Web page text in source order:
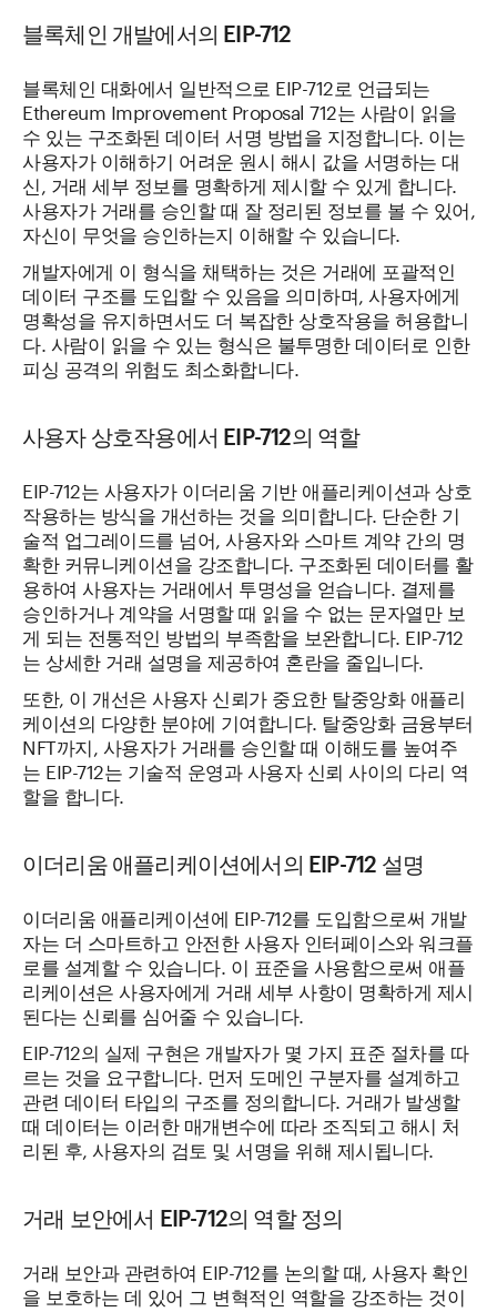
블록체인 개발에서의 EIP-712
블록체인 대화에서 일반적으로 EIP-712로 언급되는
Ethereum Improvement Proposal 712는 사람이 읽을
수 있는 구조화된 데이터 서명 방법을 지정합니다. 이는
사용자가 이해하기 어려운 원시 해시 값을 서명하는 대
신, 거래 세부 정보를 명확하게 제시할 수 있게 합니다.
사용자가 거래를 승인할 때 잘 정리된 정보를 볼 수 있어,
자신이 무엇을 승인하는지 이해할 수 있습니다.
개발자에게 이 형식을 채택하는 것은 거래에 포괄적인
데이터 구조를 도입할 수 있음을 의미하며, 사용자에게
명확성을 유지하면서도 더 복잡한 상호작용을 허용합니
다. 사람이 읽을 수 있는 형식은 불투명한 데이터로 인한
피싱 공격의 위험도 최소화합니다.
사용자 상호작용에서 EIP-712의 역할
EIP-712는 사용자가 이더리움 기반 애플리케이션과 상호
작용하는 방식을 개선하는 것을 의미합니다. 단순한 기
술적 업그레이드를 넘어, 사용자와 스마트 계약 간의 명
확한 커뮤니케이션을 강조합니다. 구조화된 데이터를 활
용하여 사용자는 거래에서 투명성을 얻습니다. 결제를
승인하거나 계약을 서명할 때 읽을 수 없는 문자열만 보
게 되는 전통적인 방법의 부족함을 보완합니다. EIP-712
는 상세한 거래 설명을 제공하여 혼란을 줄입니다.
또한, 이 개선은 사용자 신뢰가 중요한 탈중앙화 애플리
케이션의 다양한 분야에 기여합니다. 탈중앙화 금융부터
NFT까지, 사용자가 거래를 승인할 때 이해도를 높여주
는 EIP-712는 기술적 운영과 사용자 신뢰 사이의 다리 역
할을 합니다.
이더리움 애플리케이션에서의 EIP-712 설명
이더리움 애플리케이션에 EIP-712를 도입함으로써 개발
자는 더 스마트하고 안전한 사용자 인터페이스와 워크플
로를 설계할 수 있습니다. 이 표준을 사용함으로써 애플
리케이션은 사용자에게 거래 세부 사항이 명확하게 제시
된다는 신뢰를 심어줄 수 있습니다.
EIP-712의 실제 구현은 개발자가 몇 가지 표준 절차를 따
르는 것을 요구합니다. 먼저 도메인 구분자를 설계하고
관련 데이터 타입의 구조를 정의합니다. 거래가 발생할
때 데이터는 이러한 매개변수에 따라 조직되고 해시 처
리된 후, 사용자의 검토 및 서명을 위해 제시됩니다.
거래 보안에서 EIP-712의 역할 정의
거래 보안과 관련하여 EIP-712를 논의할 때, 사용자 확인
을 보호하는 데 있어 그 변혁적인 역할을 강조하는 것이